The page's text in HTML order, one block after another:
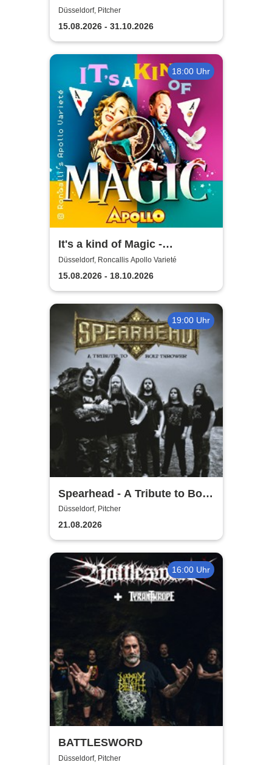
Düsseldorf, Pitcher
15.08.2026 - 31.10.2026
18:00 Uhr
It's a kind of Magic -
Roncalli's Apollo Varieté
Düsseldorf, Roncallis Apollo Varieté
15.08.2026 - 18.10.2026
19:00 Uhr
Spearhead - A Tribute to Bolt
Thrower
Düsseldorf, Pitcher
21.08.2026
16:00 Uhr
BATTLESWORD
Düsseldorf, Pitcher